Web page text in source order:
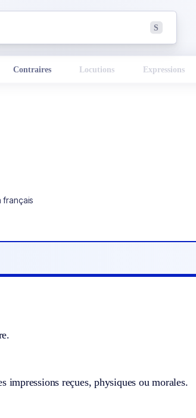
S
Contraires Locutions Expressions
français
impressions reçues, physiques ou morales.